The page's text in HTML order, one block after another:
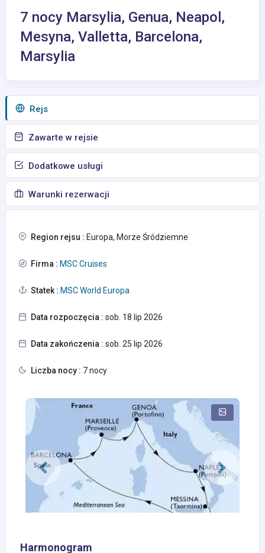
7 nocy Marsylia, Genua, Neapol,
Mesyna, Valletta, Barcelona,
Marsylia
Rejs
Zawarte w rejsie
Dodatkowe usługi
Warunki rezerwacji
Region rejsu : Europa, Morze Śródziemne
Firma : MSC Cruises
Statek : MSC World Europa
Data rozpoczęcia : sob. 18 lip 2026
Data zakończenia : sob. 25 lip 2026
Liczba nocy : 7 nocy
Harmonogram